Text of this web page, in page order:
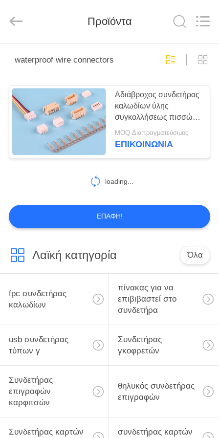
ΠΡΟΪΌΝΤΑ
ΠΕΡΊΠΟΥ
ΕΜΕΊΣ
ΓΎΡΟΣ
ΕΡΓΟΣΤΑΣΊΩΝ
ΠΟΙΟΤΙΚΌΣ
ΈΛΕΓΧΟΣ
ΜΑΣ
ΕΛΆΤΕ
ΕΠΑΦΉ
ΖΗΤΉΣΤΕ
ΈΝΑ
ΑΠΌΣΠΑΣΜΑ
NEWS
Rights
Reserved.
Προϊόντα
waterproof wire connectors
Αδιάβροχος συνδετήρας
καλωδίων ύλης
συγκολλήσεως πισσών
250VAC Nylon66 1.5mm
MOQ:Διαπραγματεύσιμος
ΕΠΙΚΟΙΝΩΝΙΑ
loading...
ΕΠΑΦΉ!
Λαϊκή κατηγορία Όλα
fpc συνδετήρας
καλωδίων
πίνακας για να
επιβιβαστεί στο
συνδετήρα
usb συνδετήρας
τύπων γ
Συνδετήρας
γκοφρετών
Συνδετήρας
επιγραφών
καρφιτσών
θηλυκός συνδετήρας
επιγραφών
Συνδετήρας καρτών συνδετήρας καρτών